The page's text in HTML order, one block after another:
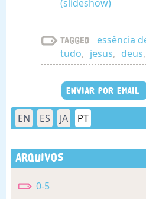
(slideshow)
Tagged
essência
tudo, jesus, deus,
ENVIAR POR EMAIL
EN ES JA PT
Arquivos
0-5